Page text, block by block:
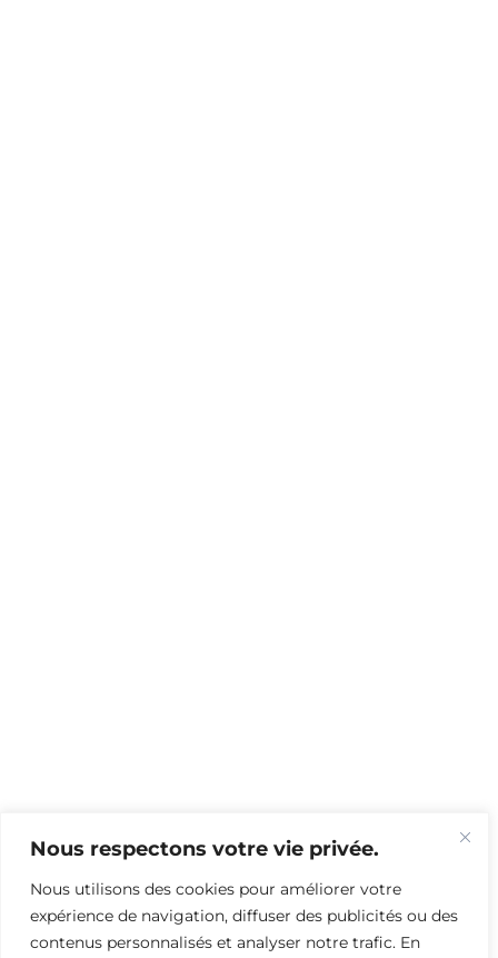
Nous respectons votre vie privée.
Nous utilisons des cookies pour améliorer votre
expérience de navigation, diffuser des publicités ou des
contenus personnalisés et analyser notre trafic. En